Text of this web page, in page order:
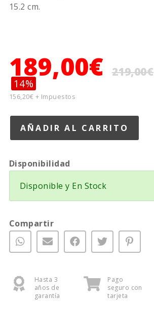
15.2 cm.
189,00€ 219,00€
14%
156,20€ + Impuestos
Disponibilidad
Disponible y En Stock
Compartir
Hasta 3
años de
garantía
Pago
seguro con
tarjeta